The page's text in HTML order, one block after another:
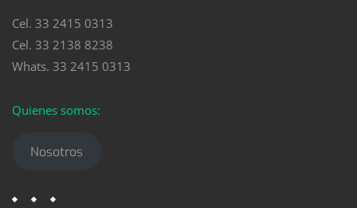
Cel. 33 2415 0313
Cel. 33 2138 8238
Whats. 33 2415 0313
Quienes somos:
Nosotros